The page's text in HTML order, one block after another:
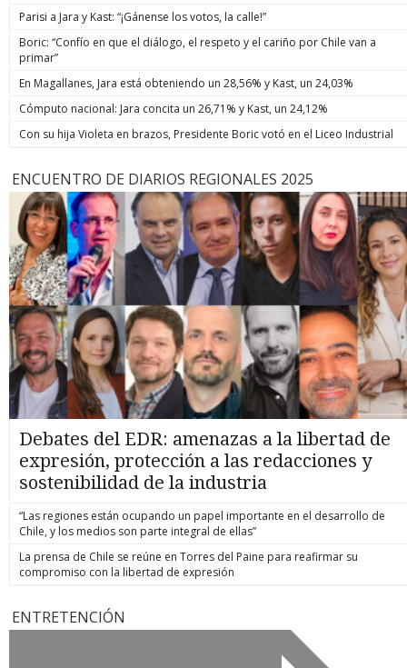
Parisi a Jara y Kast: “¡Gánense los votos, la calle!”
Boric: “Confío en que el diálogo, el respeto y el cariño por Chile van a
primar”
En Magallanes, Jara está obteniendo un 28,56% y Kast, un 24,03%
Cómputo nacional: Jara concita un 26,71% y Kast, un 24,12%
Con su hija Violeta en brazos, Presidente Boric votó en el Liceo Industrial
ENCUENTRO DE DIARIOS REGIONALES 2025
Debates del EDR: amenazas a la libertad de
expresión, protección a las redacciones y
sostenibilidad de la industria
“Las regiones están ocupando un papel importante en el desarrollo de
Chile, y los medios son parte integral de ellas”
La prensa de Chile se reúne en Torres del Paine para reafirmar su
compromiso con la libertad de expresión
ENTRETENCIÓN